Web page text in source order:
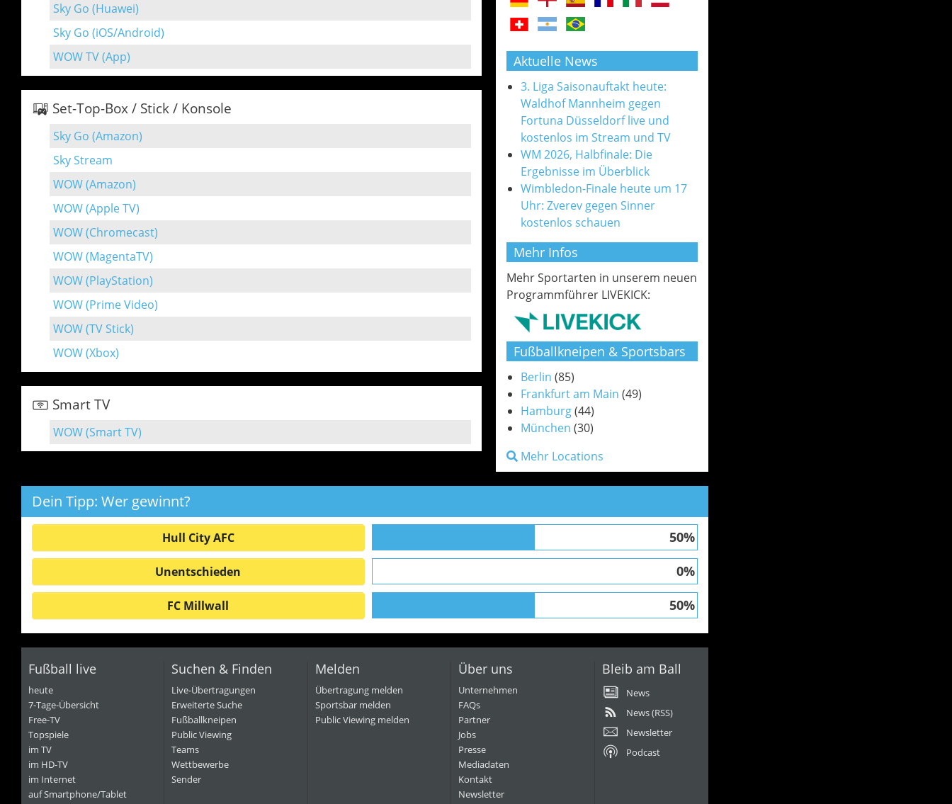
Sky Go (Huawei)
Sky Go (iOS/Android)
WOW TV (App)
Set-Top-Box / Stick / Konsole
Sky Go (Amazon)
Sky Stream
WOW (Amazon)
WOW (Apple TV)
WOW (Chromecast)
WOW (MagentaTV)
WOW (PlayStation)
WOW (Prime Video)
WOW (TV Stick)
WOW (Xbox)
Smart TV
WOW (Smart TV)
Aktuelle News
3. Liga Saisonauftakt heute:
Waldhof Mannheim gegen
Fortuna Düsseldorf live und
kostenlos im Stream und TV
WM 2026, Halbfinale: Die
Ergebnisse im Überblick
Wimbledon-Finale heute um 17
Uhr: Zverev gegen Sinner
kostenlos schauen
Mehr Infos
Mehr Sportarten in unserem neuen
Programmführer LIVEKICK:
Fußballkneipen & Sportsbars
Berlin (85)
Frankfurt am Main (49)
Hamburg(44)
München (30)
Mehr Locations
Dein Tipp: Wer gewinnt?
Hull City AFC 50%
Unentschieden 0%
FC Millwall 50%
Fußball live
heute
7-Tage-Übersicht
Free-TV
Topspiele
im TV
im HD-TV
im Internet
auf Smartphone/Tablet
Suchen & Finden
Live-Übertragungen
Erweiterte Suche
Fußballkneipen
Public Viewing
Teams
Wettbewerbe
Sender
Melden
Übertragung melden
Sportsbar melden
Public Viewing melden
Über uns
Unternehmen
FAQs
Partner
Jobs
Presse
Mediadaten
Kontakt
Newsletter
Bleib am Ball
News
News (RSS)
Newsletter
Podcast